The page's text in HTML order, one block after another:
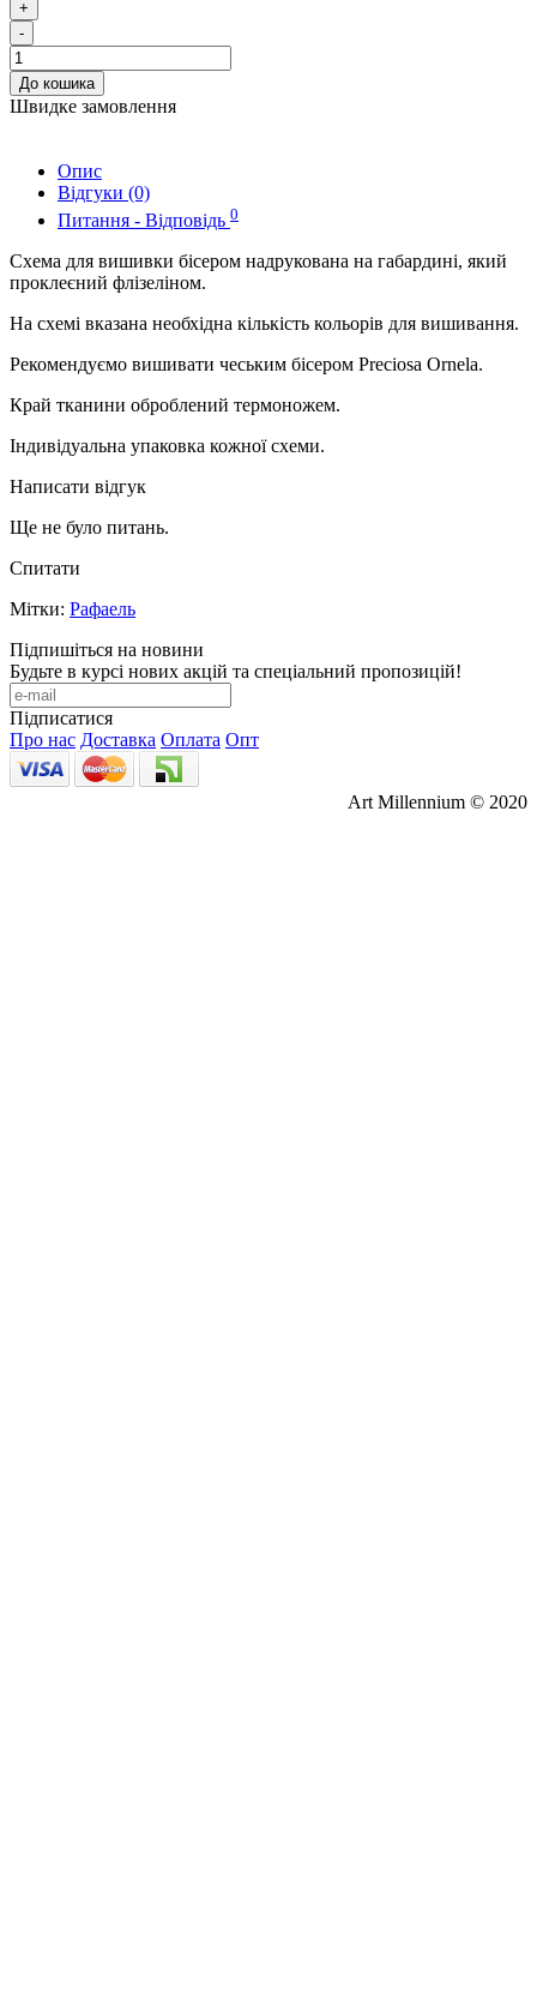
+
-
До кошика
Швидке замовлення
Опис
Відгуки (0)
Питання - Відповідь 0
Схема для вишивки бісером надрукована на габардині, який
проклеєний флізеліном.
На схемі вказана необхідна кількість кольорів для вишивання.
Рекомендуємо вишивати чеським бісером Preciosa Ornela.
Край тканини оброблений термоножем.
Індивідуальна упаковка кожної схеми.
Написати відгук
Ще не було питань.
Спитати
Мітки: Рафаель
Підпишіться на новини
Будьте в курсі нових акцій та спеціальний пропозицій!
Підписатися
Про нас Доставка Оплата Опт
Art Millennium © 2020